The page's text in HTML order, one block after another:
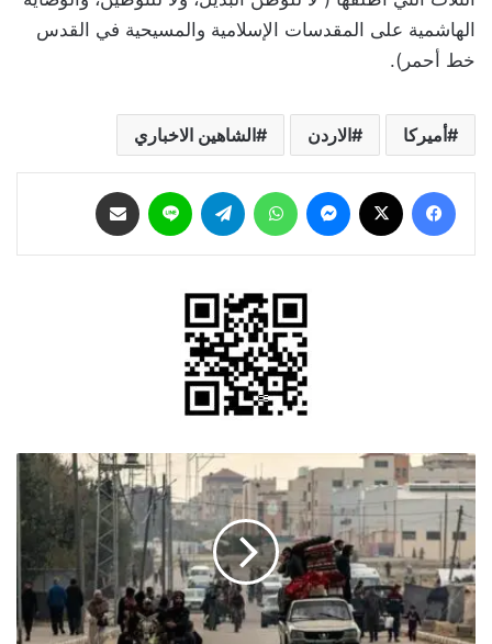
الهاشمية على المقدسات الإسلامية والمسيحية في القدس
خط أحمر).
أميركا الاردن الشاهين الاخباري
فيسبوك ماسنجر واتساب تيلقرام لاين
"الأورومتوسطي":
"إسرائيل"
تنفّذ
تهجيرًا
قسريًا
في
غزة
وتسوّقه